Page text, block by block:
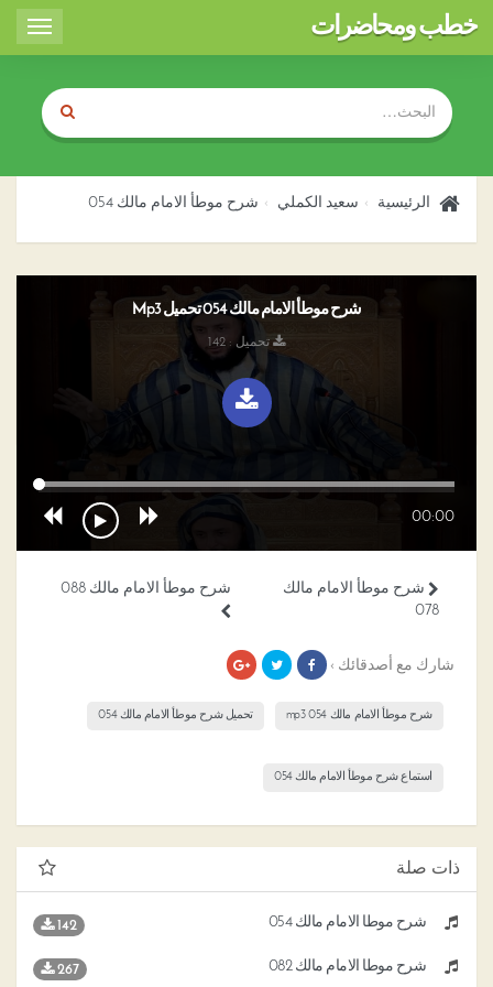
Toggle
خطب ومحاضرات
الرئيسية سعيد الكملي شرح موطأ الامام مالك 054
شرح موطأ الامام مالك 054 تحميل Mp3
تحميل : 142
00:00
شرح موطأ الامام مالك 088
شرح موطأ الامام مالك
078
شارك مع أصدقائك ›
شرح موطأ الامام مالك 054 mp3 تحميل شرح موطأ الامام مالك 054
استماع شرح موطأ الامام مالك 054
ذات صلة
شرح موطأ الامام مالك 054 142
شرح موطأ الامام مالك 082 267